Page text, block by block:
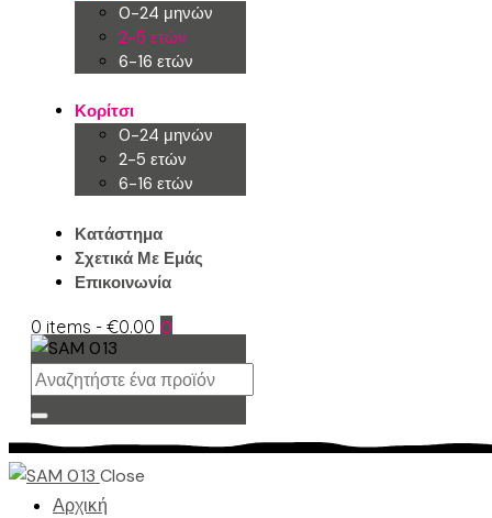
0-24 μηνών
2-5 ετών
6-16 ετών
Κορίτσι
0-24 μηνών
2-5 ετών
6-16 ετών
Κατάστημα
Σχετικά Με Εμάς
Επικοινωνία
0 items -€0.00 0
Close
Αρχική